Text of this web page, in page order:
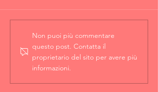
Non puoi più commentare
questo post. Contatta il
proprietario del sito per avere più
informazioni.